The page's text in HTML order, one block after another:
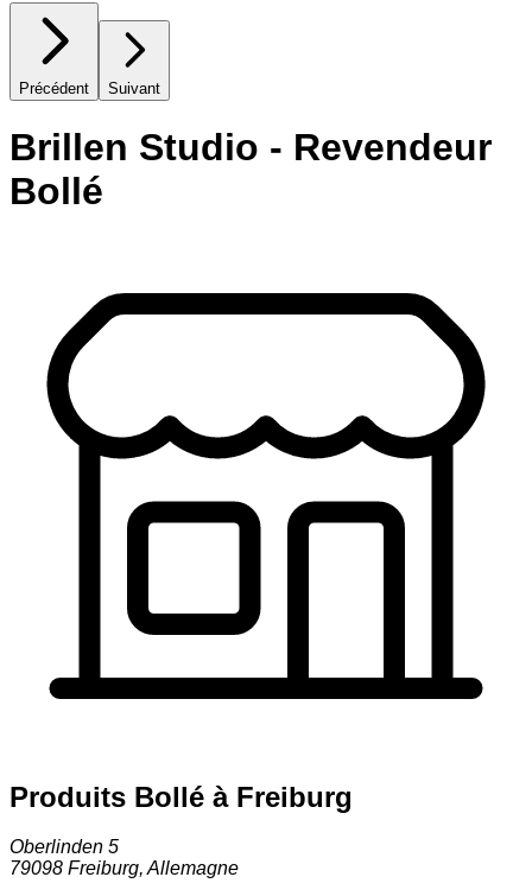
Précédent Suivant
Brillen Studio - Revendeur
Bollé
Produits Bollé à Freiburg
Oberlinden 5
79098 Freiburg,Allemagne